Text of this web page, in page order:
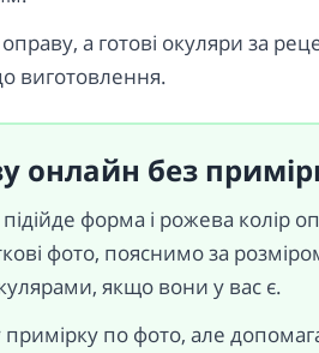
а готові окуляри за
виготовлення.
онлайн без
форма і рожева колір
фото, пояснимо за
якщо вони у вас є.
примірку по фото, але